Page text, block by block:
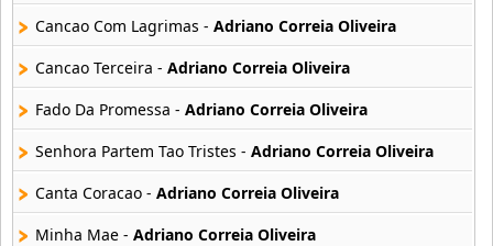
Antonio Carlos Jobin
30 músicas online
Antonio Chainho
13 músicas online
Arena Caliente
9 músicas online
Cancao Com Lagrimas - Adriano Correia Oliveira
Cancao Terceira - Adriano Correia Oliveira
Fado Da Promessa - Adriano Correia Oliveira
Senhora Partem Tao Tristes - Adriano Correia Oliveira
Canta Coracao - Adriano Correia Oliveira
Minha Mae - Adriano Correia Oliveira